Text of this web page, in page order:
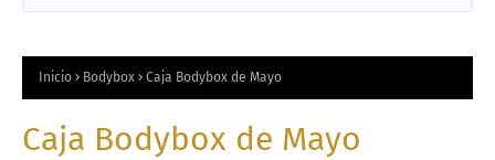
Inicio Bodybox Caja Bodybox de Mayo
Caja Bodybox de Mayo